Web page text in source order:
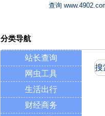
查询
分类导航
站长查询
网虫工具
生活出行
财经商务